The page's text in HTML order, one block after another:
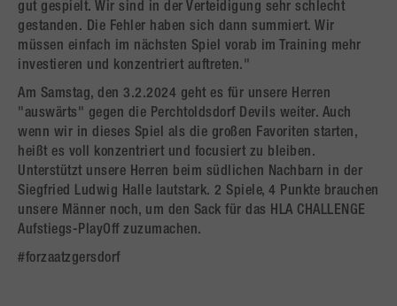
gut gespielt. Wir sind in der Verteidigung sehr schlecht
gestanden. Die Fehler haben sich dann summiert. Wir
müssen einfach im nächsten Spiel vorab im Training mehr
investieren und konzentriert auftreten."
Am Samstag, den 3.2.2024 geht es für unsere Herren
"auswärts" gegen die Perchtoldsdorf Devils weiter. Auch
wenn wir in dieses Spiel als die großen Favoriten starten,
heißt es voll konzentriert und focusiert zu bleiben.
Unterstützt unsere Herren beim südlichen Nachbarn in der
Siegfried Ludwig Halle lautstark. 2 Spiele, 4 Punkte brauchen
unsere Männer noch, um den Sack für das HLA CHALLENGE
Aufstiegs-PlayOff zuzumachen.
#forzaatzgersdorf